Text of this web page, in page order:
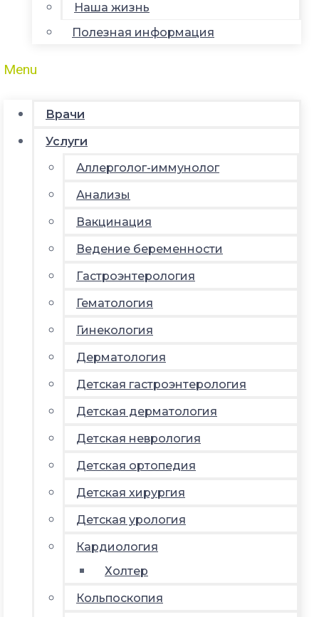
Наша жизнь
Полезная информация
Menu
Врачи
Услуги
Аллерголог-иммунолог
Анализы
Вакцинация
Ведение беременности
Гастроэнтерология
Гематология
Гинекология
Дерматология
Детская гастроэнтерология
Детская дерматология
Детская неврология
Детская ортопедия
Детская хирургия
Детская урология
Кардиология
Холтер
Кольпоскопия